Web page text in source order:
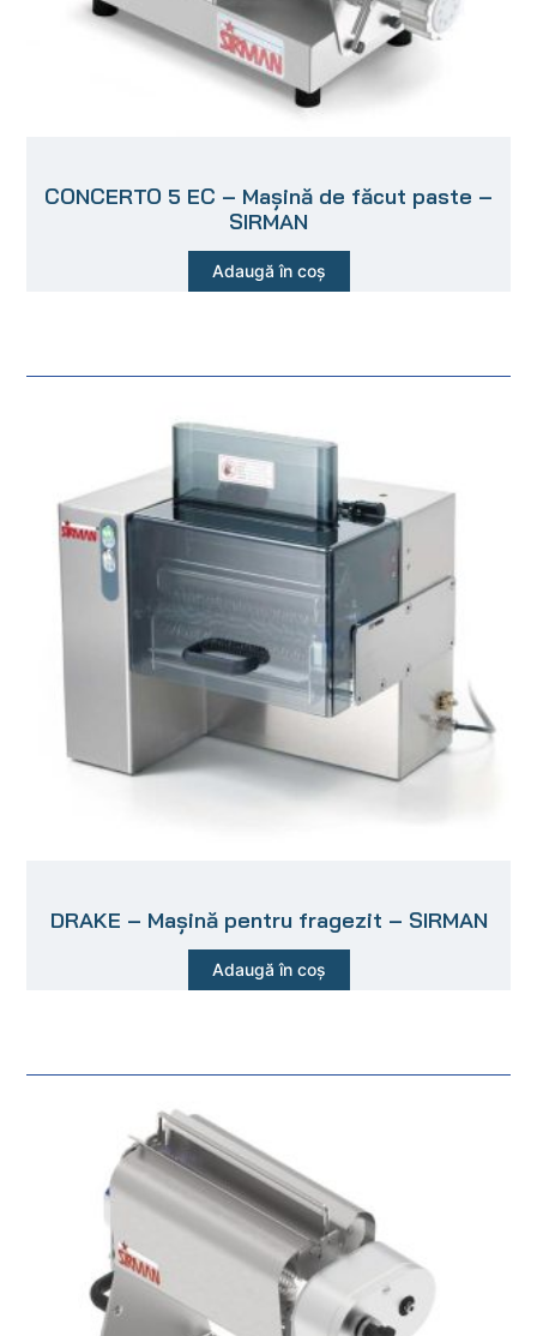
CONCERTO 5 EC – Mașină de făcut paste –
SIRMAN
Adaugă în coș
DRAKE – Mașină pentru fragezit – SIRMAN
Adaugă în coș